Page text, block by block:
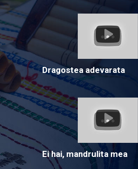
Dragostea adevarata
Ei hai, mandrulita mea